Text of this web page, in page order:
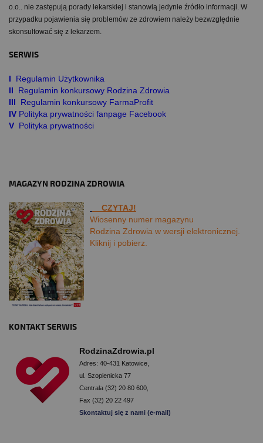
o.o.. nie zastępują porady lekarskiej i stanowią jedynie źródło informacji. W
przypadku pojawienia się problemów ze zdrowiem należy bezwzględnie
skonsultować się z lekarzem.
SERWIS
I Regulamin Użytkownika
II
Regulamin konkursowy Rodzina Zdrowia
III
Regulamin konkursowy FarmaProfit
IV Polityka prywatności fanpage Facebook
V Polityka prywatności
MAGAZYN RODZINA ZDROWIA
CZYTAJ!
Wiosenny numer magazynu
Rodzina Zdrowia w wersji elektronicznej.
Kliknij i pobierz.
KONTAKT SERWIS
RodzinaZdrowia.pl
Adres: 40-431 Katowice,
ul. Szopienicka 77
Centrala (32) 20 80 600,
Fax (32) 20 22 497
Skontaktuj się z nami (e-mail)